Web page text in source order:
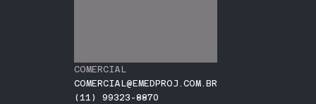
COMERCIAL
COMERCIAL@EMEDPROJ.COM.BR
(11) 99323-8870